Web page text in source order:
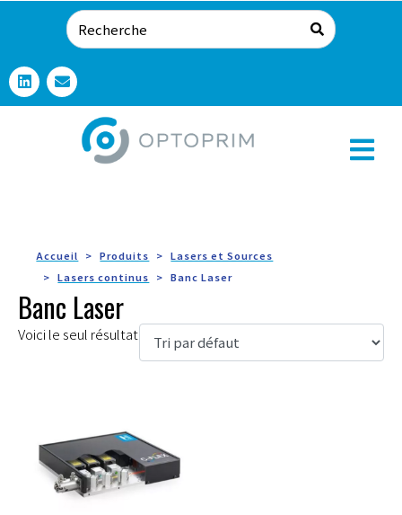
Accueil Produits
Lasers et Sources
Lasers continus
Banc Laser
Banc Laser
Voici le seul résultat